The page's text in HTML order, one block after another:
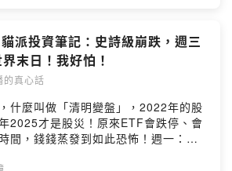
event/2504221325259545
日) 14:30 - 15:30誠品書店 市政店
event/2504221331231798
event/2504221335292001
六) 13:00 - 14:30政大書城 台南店
salon/once/659e9056fd8978000
by
派投資筆記：史詩級崩跌，週三
末日！我好怕！
的真心話
什麼叫做「清明變盤」，2022年的股
2025才是股災！原來ETF會跌停、會
間，錢錢蒸發到如此恐怖！週一：跌